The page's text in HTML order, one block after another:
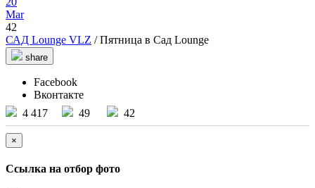
Mar
42
САД Lounge VLZ / Пятница в Сад Lounge
share
Facebook
Вконтакте
4 417
49 42
×
Ссылка на отбор фото